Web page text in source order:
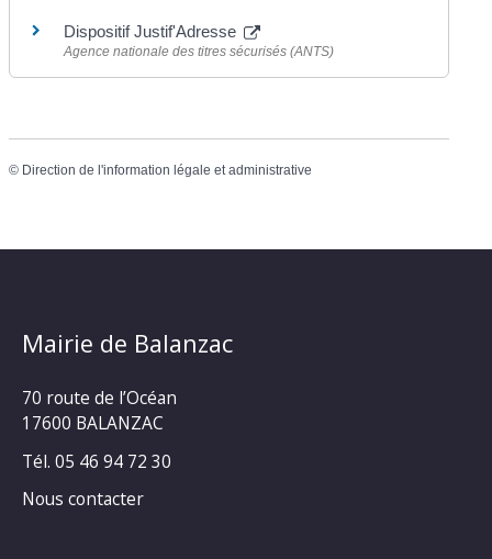
Dispositif Justif'Adresse
Agence nationale des titres sécurisés (ANTS)
© Direction de l'information légale et administrative
Mairie de Balanzac
70 route de l’Océan
17600 BALANZAC
Tél. 05 46 94 72 30
Nous contacter